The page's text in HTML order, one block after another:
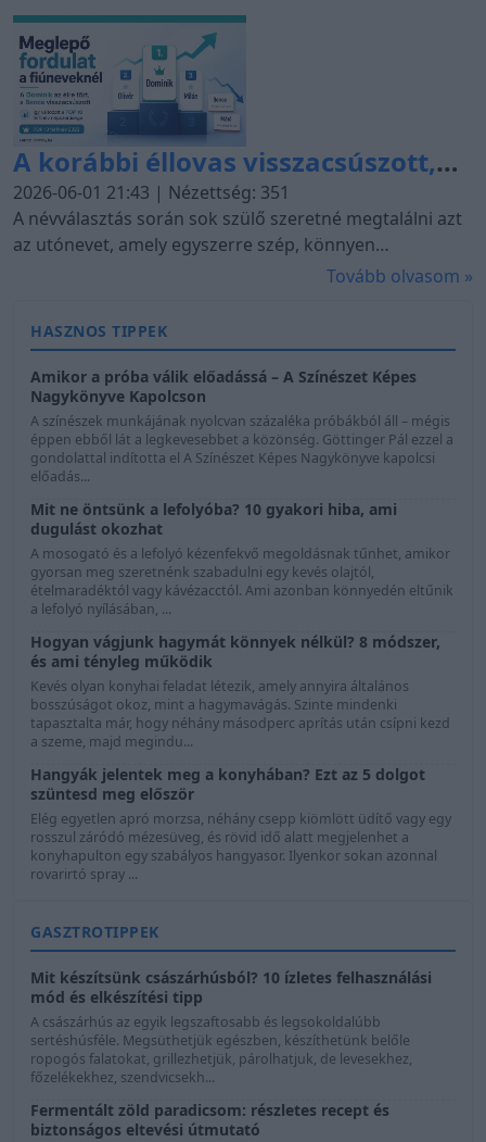
A korábbi éllovas visszacsúszott,
egy név pedig az 53. helyről az élre
tört – így változott a TOP 10 fiúnév
népszerűsége
2026-06-01 21:43 | Nézettség: 351
A névválasztás során sok szülő szeretné megtalálni azt
az utónevet, amely egyszerre szép, könnyen
kimondható és időtálló. A névadási statisztikákból
Egyes nevek évtizedeken át megőrzik előkelő
helyezésüket, mások fokozatosan háttérbe szorulnak,
és olyan utónevek is vannak, amelyek néhány év alatt
valósággal berobbannak az élmezőnybe.
Tovább olvasom »
HASZNOS TIPPEK
Amikor a próba válik előadássá – A Színészet Képes
Nagykönyve Kapolcson
A színészek munkájának nyolcvan százaléka próbákból áll – mégis
éppen ebből lát a legkevesebbet a közönség. Göttinger Pál ezzel a
gondolattal indította el A Színészet Képes Nagykönyve kapolcsi
előadás...
Mit ne öntsünk a lefolyóba? 10 gyakori hiba, ami
dugulást okozhat
A mosogató és a lefolyó kézenfekvő megoldásnak tűnhet, amikor
gyorsan meg szeretnénk szabadulni egy kevés olajtól,
ételmaradéktól vagy kávézacctól. Ami azonban könnyedén eltűnik
a lefolyó nyílásában, ...
Hogyan vágjunk hagymát könnyek nélkül? 8 módszer,
és ami tényleg működik
Kevés olyan konyhai feladat létezik, amely annyira általános
bosszúságot okoz, mint a hagymavágás. Szinte mindenki
tapasztalta már, hogy néhány másodperc aprítás után csípni kezd
a szeme, majd megindu...
Hangyák jelentek meg a konyhában? Ezt az 5 dolgot
szüntesd meg először
Elég egyetlen apró morzsa, néhány csepp kiömlött üdítő vagy egy
rosszul záródó mézesüveg, és rövid idő alatt megjelenhet a
konyhapulton egy szabályos hangyasor. Ilyenkor sokan azonnal
rovarirtó spray ...
GASZTROTIPPEK
Mit készítsünk császárhúsból? 10 ízletes felhasználási
mód és elkészítési tipp
A császárhús az egyik legszaftosabb és legsokoldalúbb
sertéshúsféle. Megsüthetjük egészben, készíthetünk belőle
ropogós falatokat, grillezhetjük, párolhatjuk, de levesekhez,
főzelékekhez, szendvicsekh...
Fermentált zöld paradicsom: részletes recept és
biztonságos eltevési útmutató